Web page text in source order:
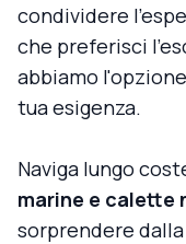
condividere
che preferisci
abbiamo
tua esigenza.
Naviga lungo
marine e calette
sorprendere